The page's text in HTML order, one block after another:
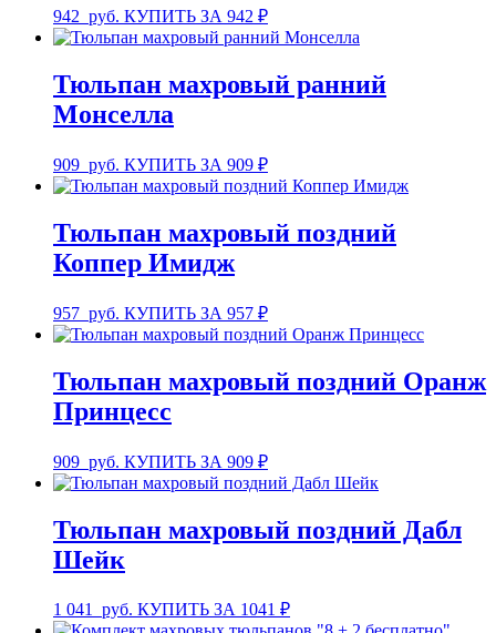
942 руб. КУПИТЬ ЗА 942 ₽
Тюльпан махровый ранний
Монселла
909 руб. КУПИТЬ ЗА 909 ₽
Тюльпан махровый поздний
Коппер Имидж
957 руб. КУПИТЬ ЗА 957 ₽
Тюльпан махровый поздний Оранж
Принцесс
909 руб. КУПИТЬ ЗА 909 ₽
Тюльпан махровый поздний Дабл
Шейк
1 041 руб. КУПИТЬ ЗА 1041 ₽